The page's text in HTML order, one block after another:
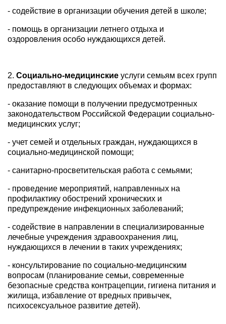
- содействие в организации обучения детей в школе;
- помощь в организации летнего отдыха и
оздоровления особо нуждающихся детей.
2. Социально-медицинские услуги семьям всех групп
предоставляют в следующих объемах и формах:
- оказание помощи в получении предусмотренных
законодательством Российской Федерации социально-
медицинских услуг;
- учет семей и отдельных граждан, нуждающихся в
социально-медицинской помощи;
- санитарно-просветительская работа с семьями;
- проведение мероприятий, направленных на
профилактику обострений хронических и
предупреждение инфекционных заболеваний;
- содействие в направлении в специализированные
лечебные учреждения здравоохранения лиц,
нуждающихся в лечении в таких учреждениях;
- консультирование по социально-медицинским
вопросам (планирование семьи, современные
безопасные средства контрацепции, гигиена питания и
жилища, избавление от вредных привычек,
психосексуальное развитие детей).